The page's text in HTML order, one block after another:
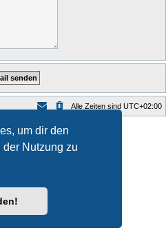
um dir den
Nutzung zu
Alle Zeiten sind UTC+02:00
byZuma Portal,
Software © phpBB Limited
durchphpBB.de